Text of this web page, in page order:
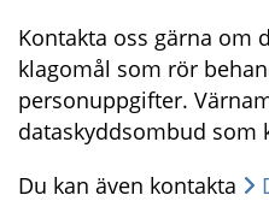
Kontakta oss gärna om
klagomål som rör
personuppgifter.
dataskyddsombud som
Du kan även kontakta